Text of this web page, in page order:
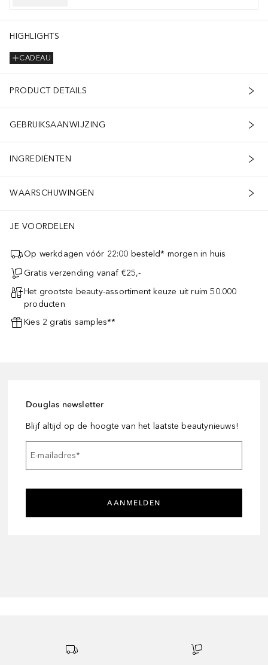
HIGHLIGHTS
CADEAU
PRODUCT DETAILS
GEBRUIKSAANWIJZING
INGREDIËNTEN
WAARSCHUWINGEN
JE VOORDELEN
Op werkdagen vóór 22:00 besteld* morgen in huis
Gratis verzending vanaf €25,-
Het grootste beauty-assortiment keuze uit ruim 50.000
producten
Kies 2 gratis samples**
Douglas newsletter
Blijf altijd op de hoogte van het laatste beautynieuws!
E-mailadres*
AANMELDEN